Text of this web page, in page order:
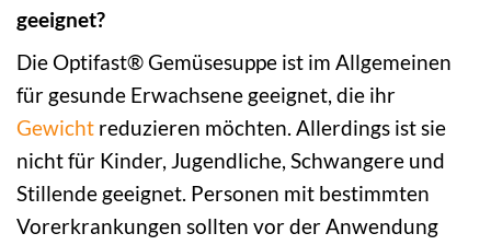
geeignet?
Die Optifast® Gemüsesuppe ist im Allgemeinen
für gesunde Erwachsene geeignet, die ihr
Gewicht reduzieren möchten. Allerdings ist sie
nicht für Kinder, Jugendliche, Schwangere und
Stillende geeignet. Personen mit bestimmten
Vorerkrankungen sollten vor der Anwendung